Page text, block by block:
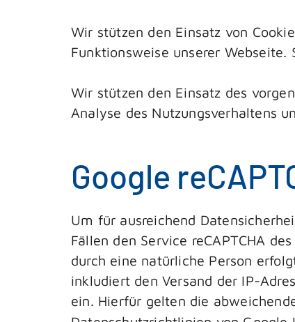
Wir stützen den Einsatz von
Funktionsweise unserer
Wir stützen den Einsatz des
Analyse des Nutzungsverhaltens
Google
Um für ausreichend
Fällen den Service reCAPTCHA
durch eine natürliche Person
inkludiert den Versand der IP-
ein. Hierfür gelten die